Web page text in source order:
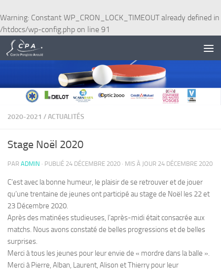
Warning: Constant WP_CRON_LOCK_TIMEOUT already defined in
/htdocs/wp-config.php on line 91
Skip to content
2020-2021 /ACTUALITÉS
Stage Noël 2020
PAR ADMIN · PUBLIÉ 24 DÉCEMBRE 2020 · MIS À JOUR 24 DÉCEMBRE 2020
C’est avec la bonne humeur, le plaisir de se retrouver et de jouer
qu’une trentaine de jeunes ont participé au stage de Noël les 22 et
23 Décembre 2020.
Après des matinées studieuses, l’après-midi était consacrée aux
matchs. Nous avons constaté de belles progressions et de belles
surprises.
Merci à tous les jeunes pour leur envie de « mordre dans la balle ».
Merci à Pierre, Alban, Laurent, Alison et Thierry pour leur